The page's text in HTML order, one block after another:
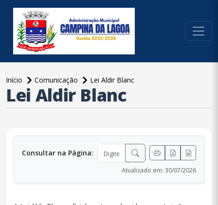
Início Comunicação
Lei Aldir Blanc
conteúdo principal
Lei Aldir Blanc
Consultar na Página:
Atualizado em: 30/07/2026